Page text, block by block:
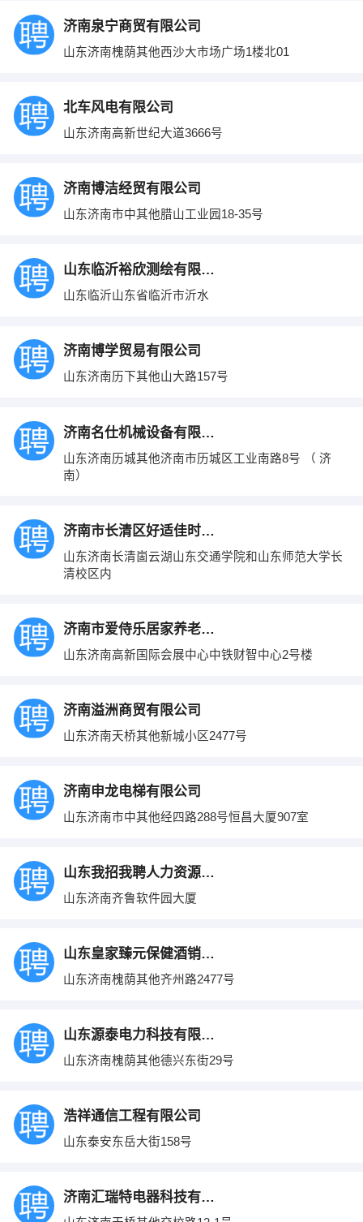
济南泉宁商贸有限公司
山东济南槐荫其他西沙大市场广场1楼北01
北车风电有限公司
山东济南高新世纪大道3666号
济南博洁经贸有限公司
山东济南市中其他腊山工业园18-35号
山东临沂裕欣测绘有限公司
山东临沂山东省临沂市沂水
济南博学贸易有限公司
山东济南历下其他山大路157号
济南名仕机械设备有限公司
山东济南历城其他济南市历城区工业南路8号 （ 济
南）
济南市长清区好适佳时代超市
山东济南长清崮云湖山东交通学院和山东师范大学长
清校区内
济南市爱侍乐居家养老服务中心
山东济南高新国际会展中心中铁财智中心2号楼
济南溢洲商贸有限公司
山东济南天桥其他新城小区2477号
济南申龙电梯有限公司
山东济南市中其他经四路288号恒昌大厦907室
山东我招我聘人力资源有限公司
山东济南齐鲁软件园大厦
山东皇家臻元保健酒销售有限公司
山东济南槐荫其他齐州路2477号
山东源泰电力科技有限公司
山东济南槐荫其他德兴东街29号
浩祥通信工程有限公司
山东泰安东岳大街158号
济南汇瑞特电器科技有限公司